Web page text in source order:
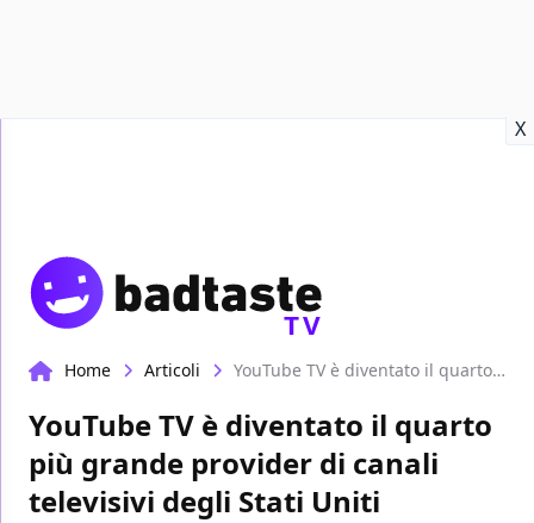
X
TV
Home Articoli YouTube TV è diventato il quarto più grande provider di canali televisivi degli Stati Uniti
YouTube TV è diventato il quarto
più grande provider di canali
televisivi degli Stati Uniti